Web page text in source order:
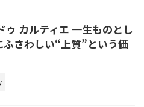
ゥ カルティエ 一生ものとし
ふさわしい“上質”という価